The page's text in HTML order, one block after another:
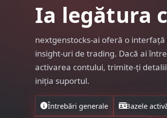
Ia legătura
nextgenstocks-ai oferă o
insight-uri de trading. Dacă ai
activarea contului, trimite-ți
iniția suportul.
Întrebări generale Bazele